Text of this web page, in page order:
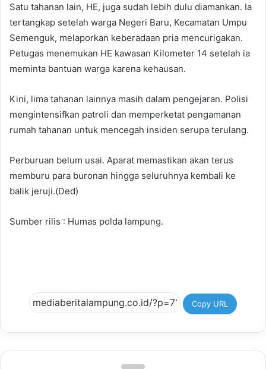
Satu tahanan lain, HE, juga sudah lebih dulu diamankan. Ia
tertangkap setelah warga Negeri Baru, Kecamatan Umpu
Semenguk, melaporkan keberadaan pria mencurigakan.
Petugas menemukan HE kawasan Kilometer 14 setelah ia
meminta bantuan warga karena kehausan.
Kini, lima tahanan lainnya masih dalam pengejaran. Polisi
mengintensifkan patroli dan memperketat pengamanan
rumah tahanan untuk mencegah insiden serupa terulang.
Perburuan belum usai. Aparat memastikan akan terus
memburu para buronan hingga seluruhnya kembali ke
balik jeruji.(Ded)
Sumber rilis : Humas polda lampung.
Copy URL